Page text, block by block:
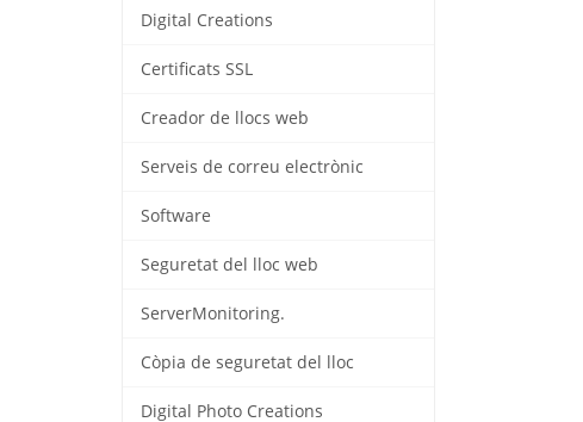
Digital Creations
Certificats SSL
Creador de llocs web
Serveis de correu electrònic
Software
Seguretat del lloc web
ServerMonitoring.
Còpia de seguretat del lloc
Digital Photo Creations